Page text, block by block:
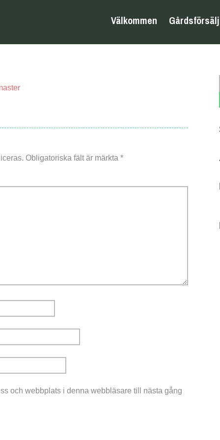
Välkommen
Obligatoriska fält är märkta *
och webbplats i denna webbläsare till nästa gång